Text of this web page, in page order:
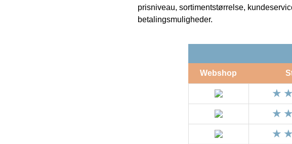
prisniveau, sortimentstørrelse,
betalingsmuligheder.
Webshop